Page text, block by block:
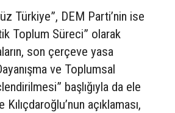
Türkiye”, DEM Parti’nin ise
Toplum Süreci” olarak
son çerçeve yasa
ve Toplumsal
başlığıyla da ele
Kılıçdaroğlu’nun açıklaması,